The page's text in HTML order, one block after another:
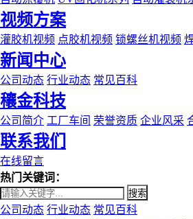
视频方案
灌胶机视频 点胶机视频 锁螺丝机视频
新闻中心
公司动态 行业动态 常见百科
穰金科技
公司简介 工厂车间 荣誉资质 企业风采
联系我们
在线留言
热门关键词：
搜索
公司动态 行业动态 常见百科